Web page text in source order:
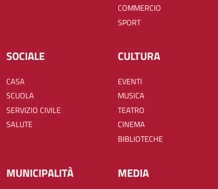
COMMERCIO
SPORT
SOCIALE
CASA
SCUOLA
SERVIZIO CIVILE
SALUTE
CULTURA
EVENTI
MUSICA
TEATRO
CINEMA
BIBLIOTECHE
MUNICIPALITÀ MEDIA